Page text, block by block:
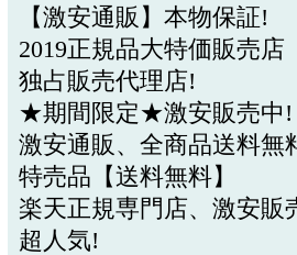
【激安通販】本物保証!
2019正規品大特価販売店
独占販売代理店!
★期間限定★激安販売中!
激安通販、全商品送料無
特売品【送料無料】
楽天正規専門店、激安販
超人気!